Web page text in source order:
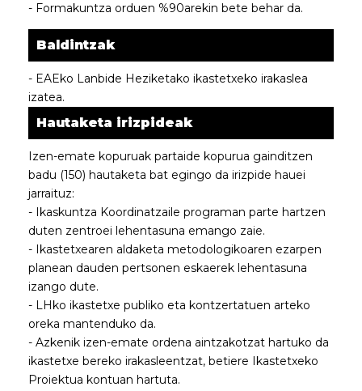
- Formakuntza orduen %90arekin bete behar da.
Baldintzak
- EAEko Lanbide Heziketako ikastetxeko irakaslea
izatea.
Hautaketa irizpideak
Izen-emate kopuruak partaide kopurua gainditzen
badu (150) hautaketa bat egingo da irizpide hauei
jarraituz:
- Ikaskuntza Koordinatzaile programan parte hartzen
duten zentroei lehentasuna emango zaie.
- Ikastetxearen aldaketa metodologikoaren ezarpen
planean dauden pertsonen eskaerek lehentasuna
izango dute.
- LHko ikastetxe publiko eta kontzertatuen arteko
oreka mantenduko da.
- Azkenik izen-emate ordena aintzakotzat hartuko da
ikastetxe bereko irakasleentzat, betiere Ikastetxeko
Proiektua kontuan hartuta.